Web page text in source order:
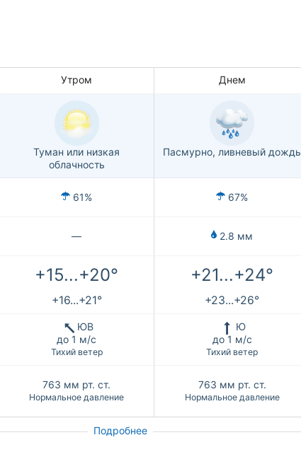
Утром Днем
Туман или низкая
облачность
Пасмурно, ливневый дождь
61% 67%
— 2.8 мм
+15...+20° +21...+24°
+16...+21° +23...+26°
ЮВ
до 1 м/с
Тихий ветер
Ю
до 1 м/с
Тихий ветер
763 мм рт. ст.
Нормальное давление
763 мм рт. ст.
Нормальное давление
Подробнее